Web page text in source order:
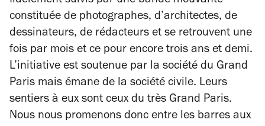
constituée de photographes, d’architectes, de
dessinateurs, de rédacteurs et se retrouvent une
fois par mois et ce pour encore trois ans et demi.
L’initiative est soutenue par la société du Grand
Paris mais émane de la société civile. Leurs
sentiers à eux sont ceux du très Grand Paris.
Nous nous promenons donc entre les barres aux